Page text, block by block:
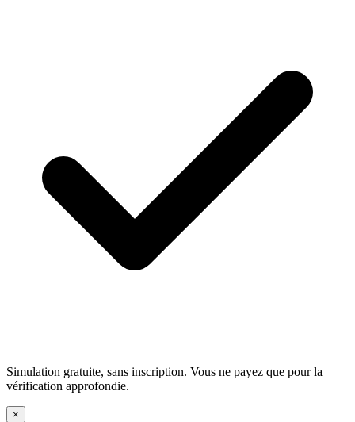
Simulation gratuite, sans inscription. Vous ne payez que pour la
vérification approfondie.
×